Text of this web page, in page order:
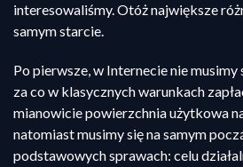
interesowaliśmy. Otóż największe
samym starcie.
Po pierwsze, w Internecie nie
za co w klasycznych warunkach
mianowicie powierzchnia użytkowa
natomiast musimy się na samym
podstawowych sprawach: celu